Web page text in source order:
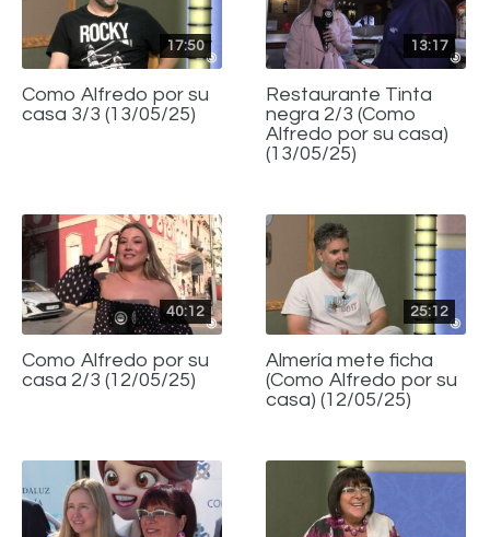
17:50
Como Alfredo por su
casa 3/3 (13/05/25)
13:17
Restaurante Tinta
negra 2/3 (Como
Alfredo por su casa)
(13/05/25)
40:12
Como Alfredo por su
casa 2/3 (12/05/25)
25:12
Almería mete ficha
(Como Alfredo por su
casa) (12/05/25)